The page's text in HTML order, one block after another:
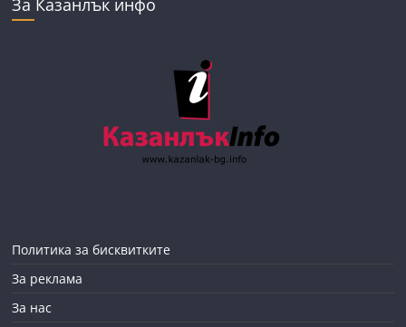
За Казанлък инфо
Политика за бисквитките
За реклама
За нас